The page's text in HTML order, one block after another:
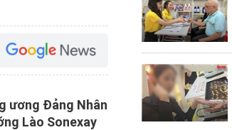
ương Đảng Nhân
Lào Sonexay